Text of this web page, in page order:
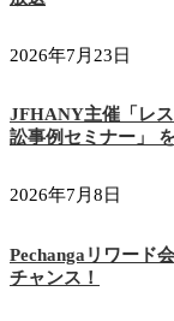
2026年7月23日
JFHANY主催「レ
訟事例セミナー」
2026年7月8日
Pechangaリワード
チャンス！